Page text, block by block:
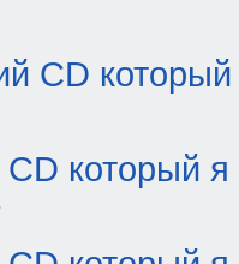
CD который
который я